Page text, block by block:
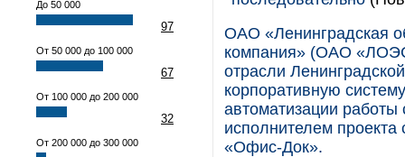
До 50 000
97
От 50 000 до 100 000
67
От 100 000 до 200 000
32
От 200 000 до 300 000
ОАО «Ленинградская
компания» (ОАО
отрасли
корпоративную
автоматизации
исполнителем
«Офис-Док».